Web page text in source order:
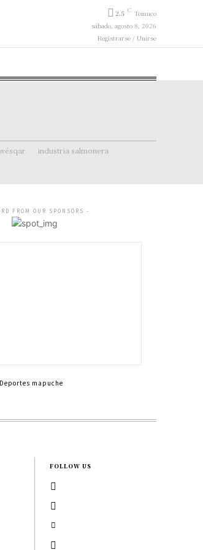
2.5 C Temuco
sábado, agosto 8, 2026
Registrarse / Unirse
industria salmonera
FROM OUR SPONSORS -
Deportes mapuche
FOLLOW US